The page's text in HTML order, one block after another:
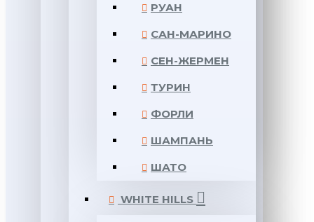
РУАН
САН-МАРИНО
СЕН-ЖЕРМЕН
ТУРИН
ФОРЛИ
ШАМПАНЬ
ШАТО
WHITE HILLS